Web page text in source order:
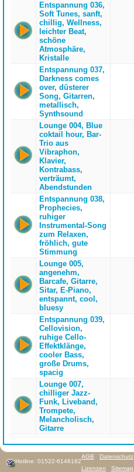
Entspannung 036,
Soft Tunes, sanft,
chillig, Wellness,
leichter Beat,
schöne
Atmosphäre,
Kristalle
Entspannung 037,
Darkness comes
over, düsterer
Song, Gitarren,
metallisch,
Synthsound
Lounge 004, Blue
coktail hour, Bar-
Trio aus
Vibraphon,
Klavier,
Kontrabass,
verträumt,
Abendstunden
Entspannung 038,
Prophecies,
ruhiger
Instrumental-Song
zum Relaxen,
fröhlich, gute
Stimmung
Lounge 005,
angenehm,
Barcafe, Gitarre,
Sitar, E-Piano,
entspannt, cool,
bluesy
Entspannung 039,
Cellovision,
ruhige Cello-
Effektklänge,
cooler Bass,
große Drums,
spacig
Lounge 007,
chilliger Jazz-
Funk, Liveband,
Trompete,
Melancholisch,
Gitarre
Hotline: 01522-6146182
AGB Datenschutz
Lizenzen
Sitemap